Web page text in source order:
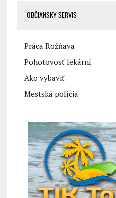
OBČIANSKY SERVIS
Práca Rožňava
Pohotovosť lekární
Ako vybaviť
Mestská polícia